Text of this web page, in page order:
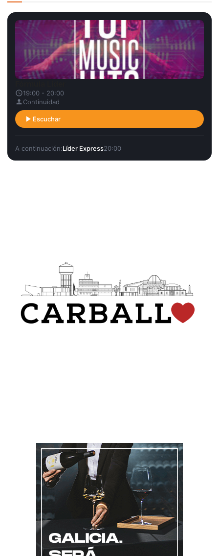
19:00 - 20:00
Continuidad
Escuchar
A continuación:Líder Express20:00